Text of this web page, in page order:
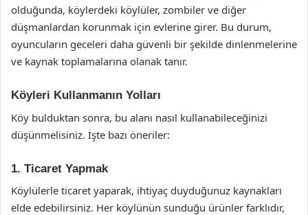
olduğunda, köylerdeki köylüler, zombiler ve diğer
düşmanlardan korunmak için evlerine girer. Bu durum,
oyuncuların geceleri daha güvenli bir şekilde dinlenmelerine
ve kaynak toplamalarına olanak tanır.
Köyleri Kullanmanın Yolları
Köy bulduktan sonra, bu alanı nasıl kullanabileceğinizi
düşünmelisiniz. İşte bazı öneriler:
1. Ticaret Yapmak
Köylülerle ticaret yaparak, ihtiyaç duyduğunuz kaynakları
elde edebilirsiniz. Her köylünün sunduğu ürünler farklıdır,